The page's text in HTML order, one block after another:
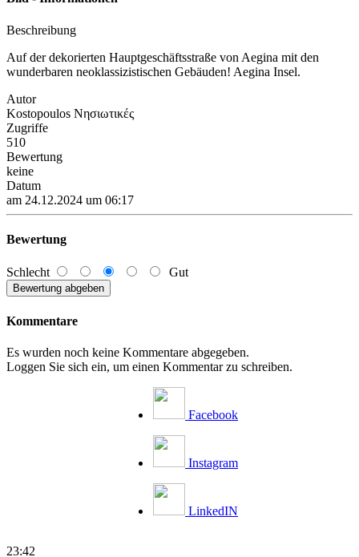
Beschreibung
Auf der dekorierten Hauptgeschäftsstraße von Aegina mit den
wunderbaren neoklassizistischen Gebäuden! Aegina Insel.
Autor
Kostopoulos Νησιωτικές
Zugriffe
510
Bewertung
keine
Datum
am 24.12.2024 um 06:17
Bewertung
Schlecht Gut
Kommentare
Es wurden noch keine Kommentare abgegeben.
Loggen Sie sich ein, um einen Kommentar zu schreiben.
Facebook
Instagram
LinkedIN
23:42